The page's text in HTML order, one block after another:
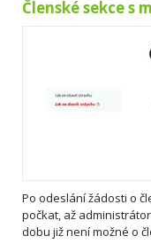
Členské sekce s
Po odeslání žádosti o
počkat, až
dobu již není možné o